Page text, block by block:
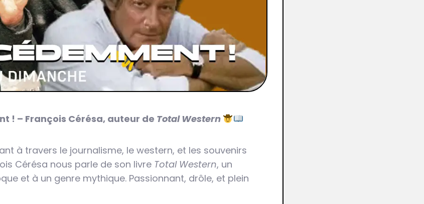
! – François Cérésa, auteur de Total Western
à travers le journalisme, le western, et les souvenirs
Cérésa nous parle de son livre Total Western, un
et à un genre mythique. Passionnant, drôle, et plein